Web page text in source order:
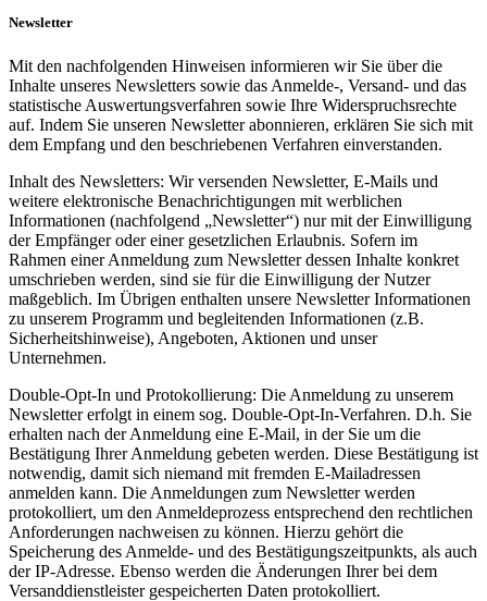
Newsletter
Mit den nachfolgenden Hinweisen informieren wir Sie über die
Inhalte unseres Newsletters sowie das Anmelde-, Versand- und das
statistische Auswertungsverfahren sowie Ihre Widerspruchsrechte
auf. Indem Sie unseren Newsletter abonnieren, erklären Sie sich mit
dem Empfang und den beschriebenen Verfahren einverstanden.
Inhalt des Newsletters: Wir versenden Newsletter, E-Mails und
weitere elektronische Benachrichtigungen mit werblichen
Informationen (nachfolgend „Newsletter“) nur mit der Einwilligung
der Empfänger oder einer gesetzlichen Erlaubnis. Sofern im
Rahmen einer Anmeldung zum Newsletter dessen Inhalte konkret
umschrieben werden, sind sie für die Einwilligung der Nutzer
maßgeblich. Im Übrigen enthalten unsere Newsletter Informationen
zu unserem Programm und begleitenden Informationen (z.B.
Sicherheitshinweise), Angeboten, Aktionen und unser
Unternehmen.
Double-Opt-In und Protokollierung: Die Anmeldung zu unserem
Newsletter erfolgt in einem sog. Double-Opt-In-Verfahren. D.h. Sie
erhalten nach der Anmeldung eine E-Mail, in der Sie um die
Bestätigung Ihrer Anmeldung gebeten werden. Diese Bestätigung ist
notwendig, damit sich niemand mit fremden E-Mailadressen
anmelden kann. Die Anmeldungen zum Newsletter werden
protokolliert, um den Anmeldeprozess entsprechend den rechtlichen
Anforderungen nachweisen zu können. Hierzu gehört die
Speicherung des Anmelde- und des Bestätigungszeitpunkts, als auch
der IP-Adresse. Ebenso werden die Änderungen Ihrer bei dem
Versanddienstleister gespeicherten Daten protokolliert.